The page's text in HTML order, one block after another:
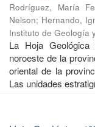
Rodríguez, María
Nelson; Hernando,
Instituto de Geología
La Hoja
noroeste de la
oriental de la
Las unidades